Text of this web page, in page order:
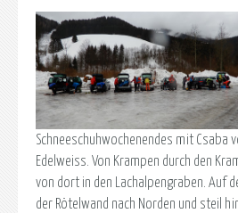
Schneeschuhwochenendes mit Csaba
Edelweiss. Von Krampen durch den
von dort in den Lachalpengraben. Auf
der Rötelwand nach Norden und steil